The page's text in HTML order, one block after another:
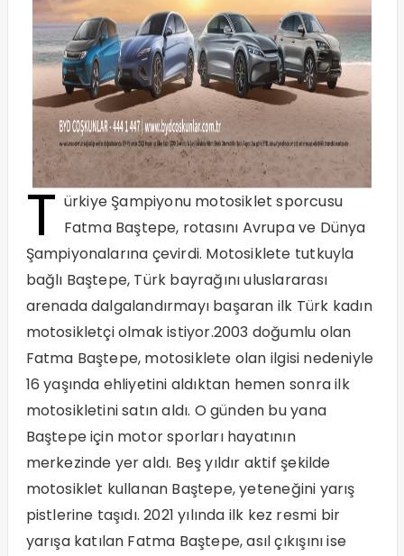
T ürkiye Şampiyonu motosiklet sporcusu
Fatma Baştepe, rotasını Avrupa ve Dünya
Şampiyonalarına çevirdi. Motosiklete tutkuyla
bağlı Baştepe, Türk bayrağını uluslararası
arenada dalgalandırmayı başaran ilk Türk kadın
motosikletçi olmak istiyor.2003 doğumlu olan
Fatma Baştepe, motosiklete olan ilgisi nedeniyle
16 yaşında ehliyetini aldıktan hemen sonra ilk
motosikletini satın aldı. O günden bu yana
Baştepe için motor sporları hayatının
merkezinde yer aldı. Beş yıldır aktif şekilde
motosiklet kullanan Baştepe, yeteneğini yarış
pistlerine taşıdı. 2021 yılında ilk kez resmi bir
yarışa katılan Fatma Baştepe, asıl çıkışını ise